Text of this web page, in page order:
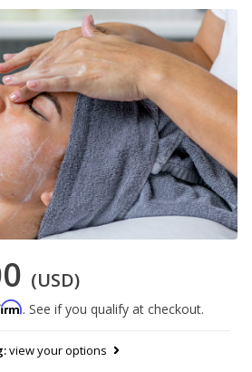
(USD)
. See if you qualify at checkout.
view your options